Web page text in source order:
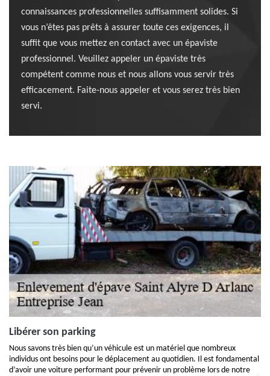
connaissances professionnelles suffisamment solides. Si
vous n’êtes pas prêts à assurer toute ces exigences, il
suffit que vous mettez en contact avec un épaviste
professionnel. Veuillez appeler un épaviste très
compétent comme nous et nous allons vous servir très
efficacement. Faite-nous appeler et vous serez très bien
servi.
Libérer son parking
Nous savons très bien qu’un véhicule est un matériel que nombreux
individus ont besoins pour le déplacement au quotidien. Il est fondamental
d’avoir une voiture performant pour prévenir un problème lors de notre